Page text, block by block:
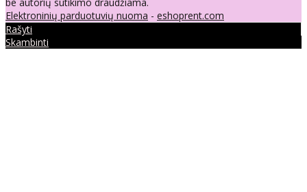
be autorių sutikimo draudžiama.
Elektroninių parduotuvių nuoma - eshoprent.com
Rašyti
Skambinti